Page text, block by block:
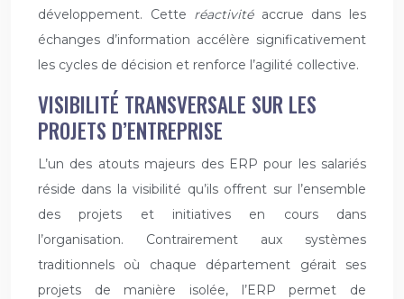
développement. Cette réactivité accrue dans les
échanges d’information accélère significativement
les cycles de décision et renforce l’agilité collective.
VISIBILITÉ TRANSVERSALE SUR LES
PROJETS D’ENTREPRISE
L’un des atouts majeurs des ERP pour les salariés
réside dans la visibilité qu’ils offrent sur l’ensemble
des projets et initiatives en cours dans
l’organisation. Contrairement aux systèmes
traditionnels où chaque département gérait ses
projets de manière isolée, l’ERP permet de